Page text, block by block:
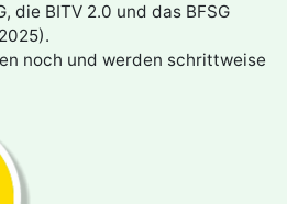
die BITV 2.0 und das BFSG
noch und werden schrittweise